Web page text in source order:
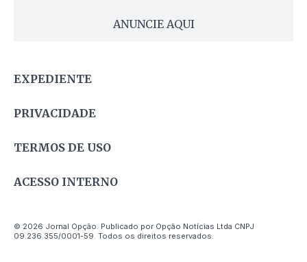
ANUNCIE AQUI
EXPEDIENTE
PRIVACIDADE
TERMOS DE USO
ACESSO INTERNO
© 2026 Jornal Opção. Publicado por Opção Notícias Ltda CNPJ
09.236.355/0001-59. Todos os direitos reservados.